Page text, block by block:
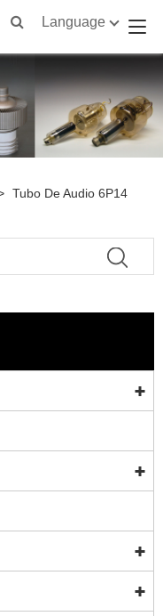
Language
Tubo De Audio 6P14